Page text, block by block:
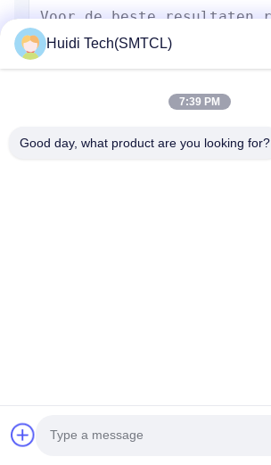
Bijvoeg bestanden
Telefoon:
Huidi Tech(SMTCL)
7:39 PM
Good day, what product are you looking for?